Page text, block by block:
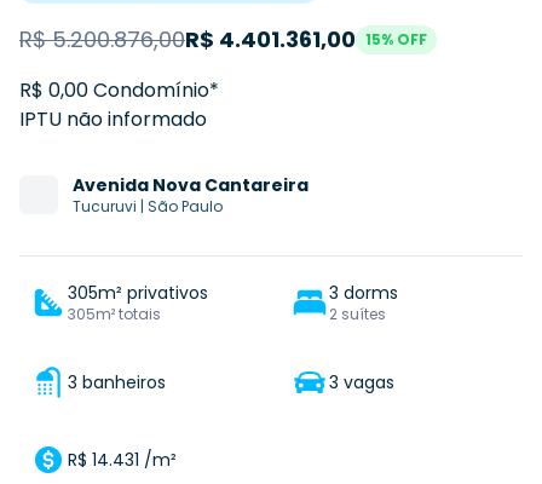
R$5.200.876,00R$ 4.401.361,00 15% OFF
R$ 0,00 Condomínio*
IPTU não informado
Avenida Nova Cantareira
Tucuruvi | São Paulo
305m² privativos
305m² totais
3 dorms
2 suítes
3 banheiros 3 vagas
R$ 14.431 /m²